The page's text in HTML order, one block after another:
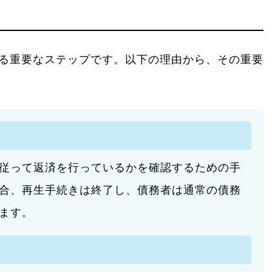
重要なステップです。以下の理由から、その重要
って返済を行っているかを確認するための手
、再生手続きは終了し、債務者は通常の債務
す。